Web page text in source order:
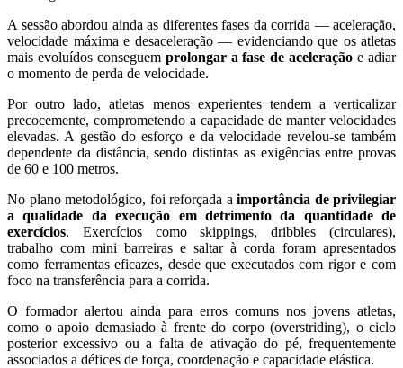
A sessão abordou ainda as diferentes fases da corrida — aceleração,
velocidade máxima e desaceleração — evidenciando que os atletas
mais evoluídos conseguem prolongar a fase de aceleração e adiar
o momento de perda de velocidade.
Por outro lado, atletas menos experientes tendem a verticalizar
precocemente, comprometendo a capacidade de manter velocidades
elevadas. A gestão do esforço e da velocidade revelou-se também
dependente da distância, sendo distintas as exigências entre provas
de 60 e 100 metros.
No plano metodológico, foi reforçada a importância de privilegiar
a qualidade da execução em detrimento da quantidade de
exercícios. Exercícios como skippings, dribbles (circulares),
trabalho com mini barreiras e saltar à corda foram apresentados
como ferramentas eficazes, desde que executados com rigor e com
foco na transferência para a corrida.
O formador alertou ainda para erros comuns nos jovens atletas,
como o apoio demasiado à frente do corpo (overstriding), o ciclo
posterior excessivo ou a falta de ativação do pé, frequentemente
associados a défices de força, coordenação e capacidade elástica.